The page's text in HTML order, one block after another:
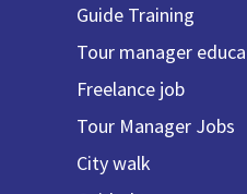
Guide Training
Tour manager
Freelance job
Tour Manager Jobs
City walk